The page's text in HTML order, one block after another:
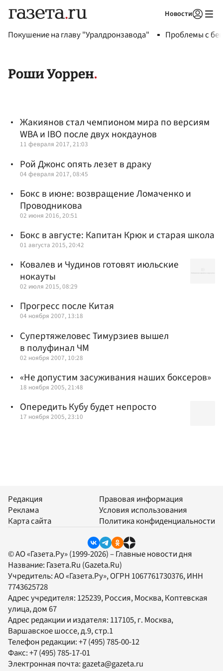
Новости
Покушение на главу "Уралдронзавода" Проблемы с
Роши Уоррен
Жакиянов стал чемпионом мира по версиям
WBA и IBO после двух нокдаунов
11 февраля 2017, 21:03
Рой Джонс опять лезет в драку
04 февраля 2017, 08:45
Бокс в июне: возвращение Ломаченко и
Проводникова
02 июня 2016, 20:51
Бокс в августе: Капитан Крюк и старая школа
01 августа 2015, 20:42
Ковалев и Чудинов готовят июльские
нокауты
02 июля 2015, 08:29
Прогресс после Китая
04 ноября 2007, 13:18
Супертяжеловес Тимурзиев вышел
в полуфинал ЧМ
02 ноября 2007, 10:28
«Не допустим засуживания наших боксеров»
18 ноября 2005, 21:48
Опередить Кубу будет непросто
17 ноября 2005, 23:10
Редакция
Реклама
Карта сайта
Правовая информация
Условия использования
Политика конфиденциальности
© АО «Газета.Ру» (1999-2026) – Главные новости дня
Название: Газета.Ru (Gazeta.Ru)
Учредитель:АО «Газета.Ру», ОГРН 1067761730376, ИНН
7743625728
Адрес учредителя: 125239, Россия, Москва, Коптевская
улица, дом 67
Адрес редакции и издателя: 117105, г. Москва,
Варшавское шоссе, д.9, стр.1
Телефон редакции:+7 (495) 785-00-12
Факс:+7 (495) 785-17-01
Электронная почта:gazeta@gazeta.ru